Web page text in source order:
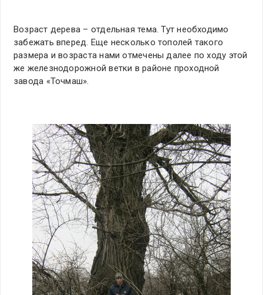
Возраст дерева – отдельная тема. Тут необходимо
забежать вперед. Еще несколько тополей такого
размера и возраста нами отмечены далее по ходу этой
же железнодорожной ветки в районе проходной
завода «Точмаш».